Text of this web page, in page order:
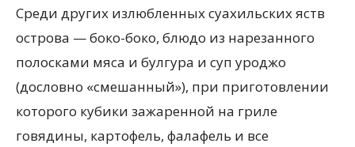
Среди других излюбленных суахильских яств
острова — боко-боко, блюдо из нарезанного
полосками мяса и булгура и суп уроджо
(дословно «смешанный»), при приготовлении
которого кубики зажаренной на гриле
говядины, картофель, фалафель и все